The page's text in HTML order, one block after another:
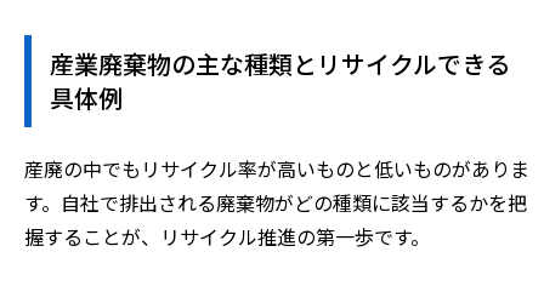
産業廃棄物の主な種類とリサイクルできる
具体例
産廃の中でもリサイクル率が高いものと低いものがありま
す。自社で排出される廃棄物がどの種類に該当するかを把
握することが、リサイクル推進の第一歩です。